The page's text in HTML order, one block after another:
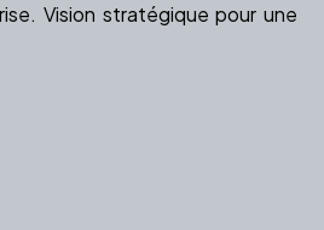
Vision stratégique pour une